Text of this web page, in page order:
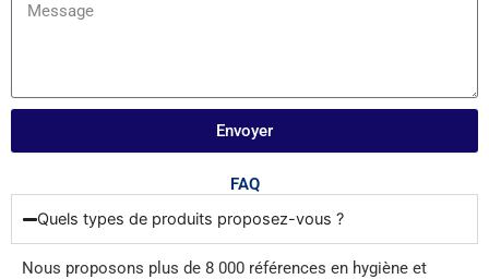
Envoyer
FAQ
Quels types de produits proposez-vous ?
Nous proposons plus de 8 000 références en hygiène et